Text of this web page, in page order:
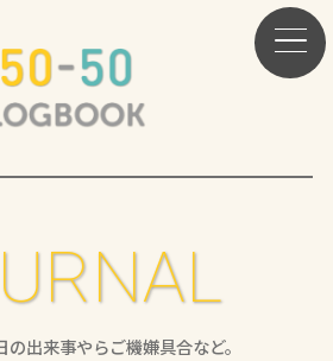
出来事やらご機嫌具合など。